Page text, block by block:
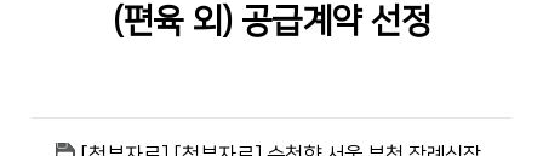
(편육 외) 공급계약 선정